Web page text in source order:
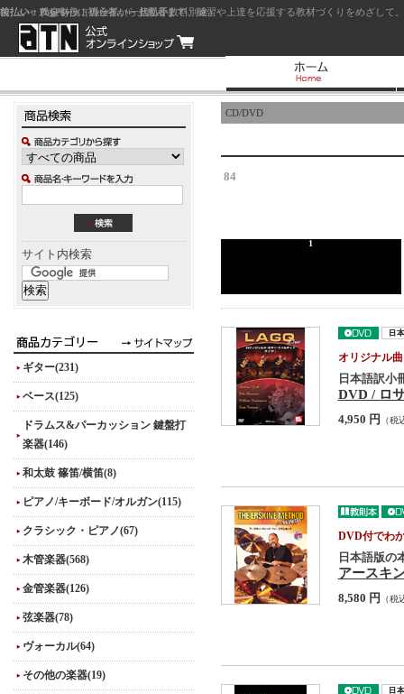
ジャズを中心に初心者から上級者まで、練習や上達を応援する教材づくりをめざし
サイト内検索
ギター(231)
ベース(125)
ドラムス&パーカッション 鍵盤打
楽器(146)
和太鼓 篠笛/横笛(8)
ピアノ/キーボード/オルガン(115)
クラシック・ピアノ(67)
木管楽器(568)
金管楽器(126)
弦楽器(78)
ヴォーカル(64)
その他の楽器(19)
CD/DVD
84
1
オリジナル
日本語訳小
DVD / ロ
4,950 円 （税
DVD付でわ
日本語版の
アースキ
8,580 円 （税
前払い：クレジットカード（一括払い）
後払い：代金引換（現金払い・代引手数料別途）
前払い：PayPay